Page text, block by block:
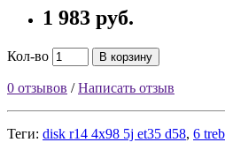
1 983 руб.
Кол-во В корзину
0 отзывов /Написать отзыв
Теги: disk r14 4x98 5j et35 d58, 6